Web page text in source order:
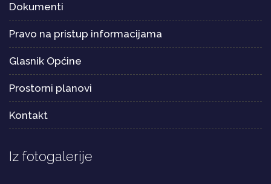
Dokumenti
Pravo na pristup informacijama
Glasnik Općine
Prostorni planovi
Kontakt
Iz fotogalerije